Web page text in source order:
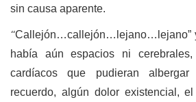
sin causa aparente.
“Callejón…callejón…lejano…lejano”
había aún espacios ni
cardíacos que pudieran
recuerdo, algún dolor existencial,